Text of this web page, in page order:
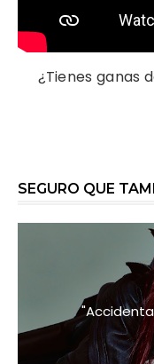
¿Tienes ganas
SEGURO QUE